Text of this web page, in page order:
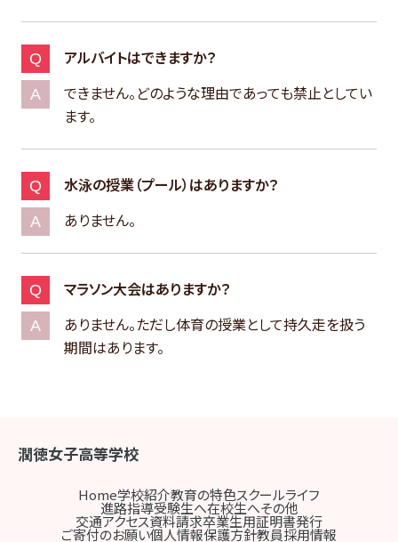
アルバイトはできますか？
できません。どのような理由であっても禁止としてい
ます。
水泳の授業（プール）はありますか？
ありません。
マラソン大会はありますか？
ありません。ただし体育の授業として持久走を扱う
期間はあります。
潤徳女子高等学校
Home学校紹介教育の特色スクールライフ
進路指導受験生へ在校生へその他
交通アクセス資料請求卒業生用証明書発行
ご寄付のお願い個人情報保護方針教員採用情報